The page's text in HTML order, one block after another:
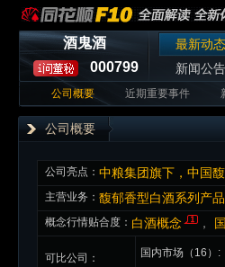
酒鬼酒
000799
最新动态
新闻公告
公司概要 近期重要事件
公司概要
公司亮点： 中粮集团旗下，中国
主营业务： 馥郁香型白酒系列产品
概念行情贴合度： 白酒概念 ，
可比公司：
国内市场（16）